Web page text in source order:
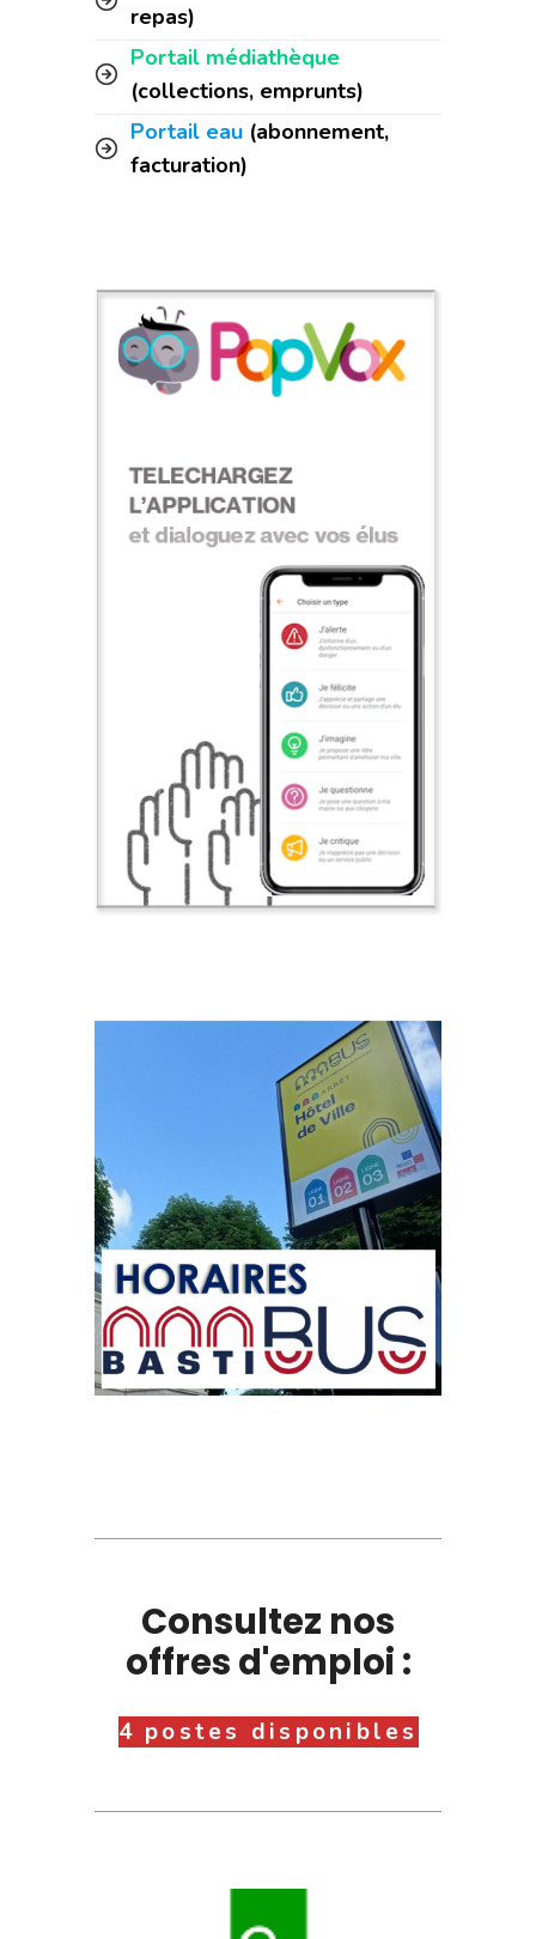
repas)
Portail médiathèque
(collections, emprunts)
Portail eau (abonnement,
facturation)
Consultez nos
offres d'emploi :
4 postes disponibles